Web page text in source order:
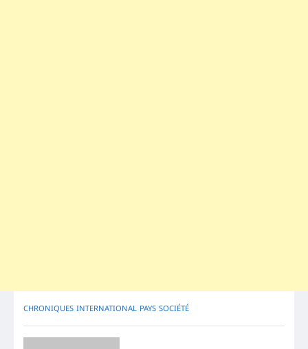
CHRONIQUES INTERNATIONAL PAYS SOCIÉTÉ